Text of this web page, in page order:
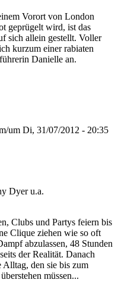
Vorort von London
geprügelt wird, ist das
sich allein gestellt. Voller
kurzum einer rabiaten
Danielle an.
um Di, 31/07/2012 - 20:35
Dyer u.a.
Clubs und Partys feiern bis
Clique ziehen wie so oft
abzulassen, 48 Stunden
der Realität. Danach
den sie bis zum
müssen...